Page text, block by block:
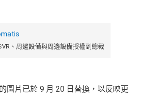
、周邊設備與周邊設備授權副總裁
圖片已於 9 月 20 日替換，以反映更